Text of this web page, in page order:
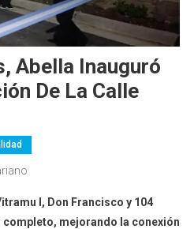
Abella Inauguró
De La Calle
I, Don Francisco y 104
mejorando la conexión